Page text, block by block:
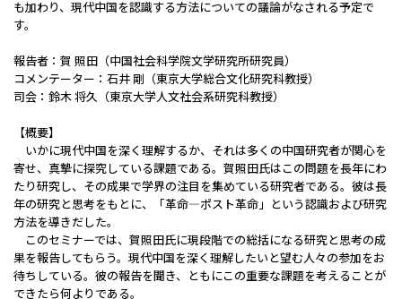
も加わり、現代中国を認識する方法についての議論がなされる予定で
す。
報告者：賀 照田（中国社会科学院文学研究所研究員）
コメンテーター：石井 剛（東京大学総合文化研究科教授）
司会：鈴木 将久（東京大学人文社会系研究科教授）
【概要】
いかに現代中国を深く理解するか、それは多くの中国研究者が関心を
寄せ、真摯に探究している課題である。賀照田氏はこの問題を長年にわ
たり研究し、その成果で学界の注目を集めている研究者である。彼は長
年の研究と思考をもとに、「革命―ポスト革命」という認識および研究
方法を導きだした。
このセミナーでは、賀照田氏に現段階での総括になる研究と思考の成
果を報告してもらう。現代中国を深く理解したいと望む人々の参加をお
待ちしている。彼の報告を聞き、ともにこの重要な課題を考えることが
できたら何よりである。